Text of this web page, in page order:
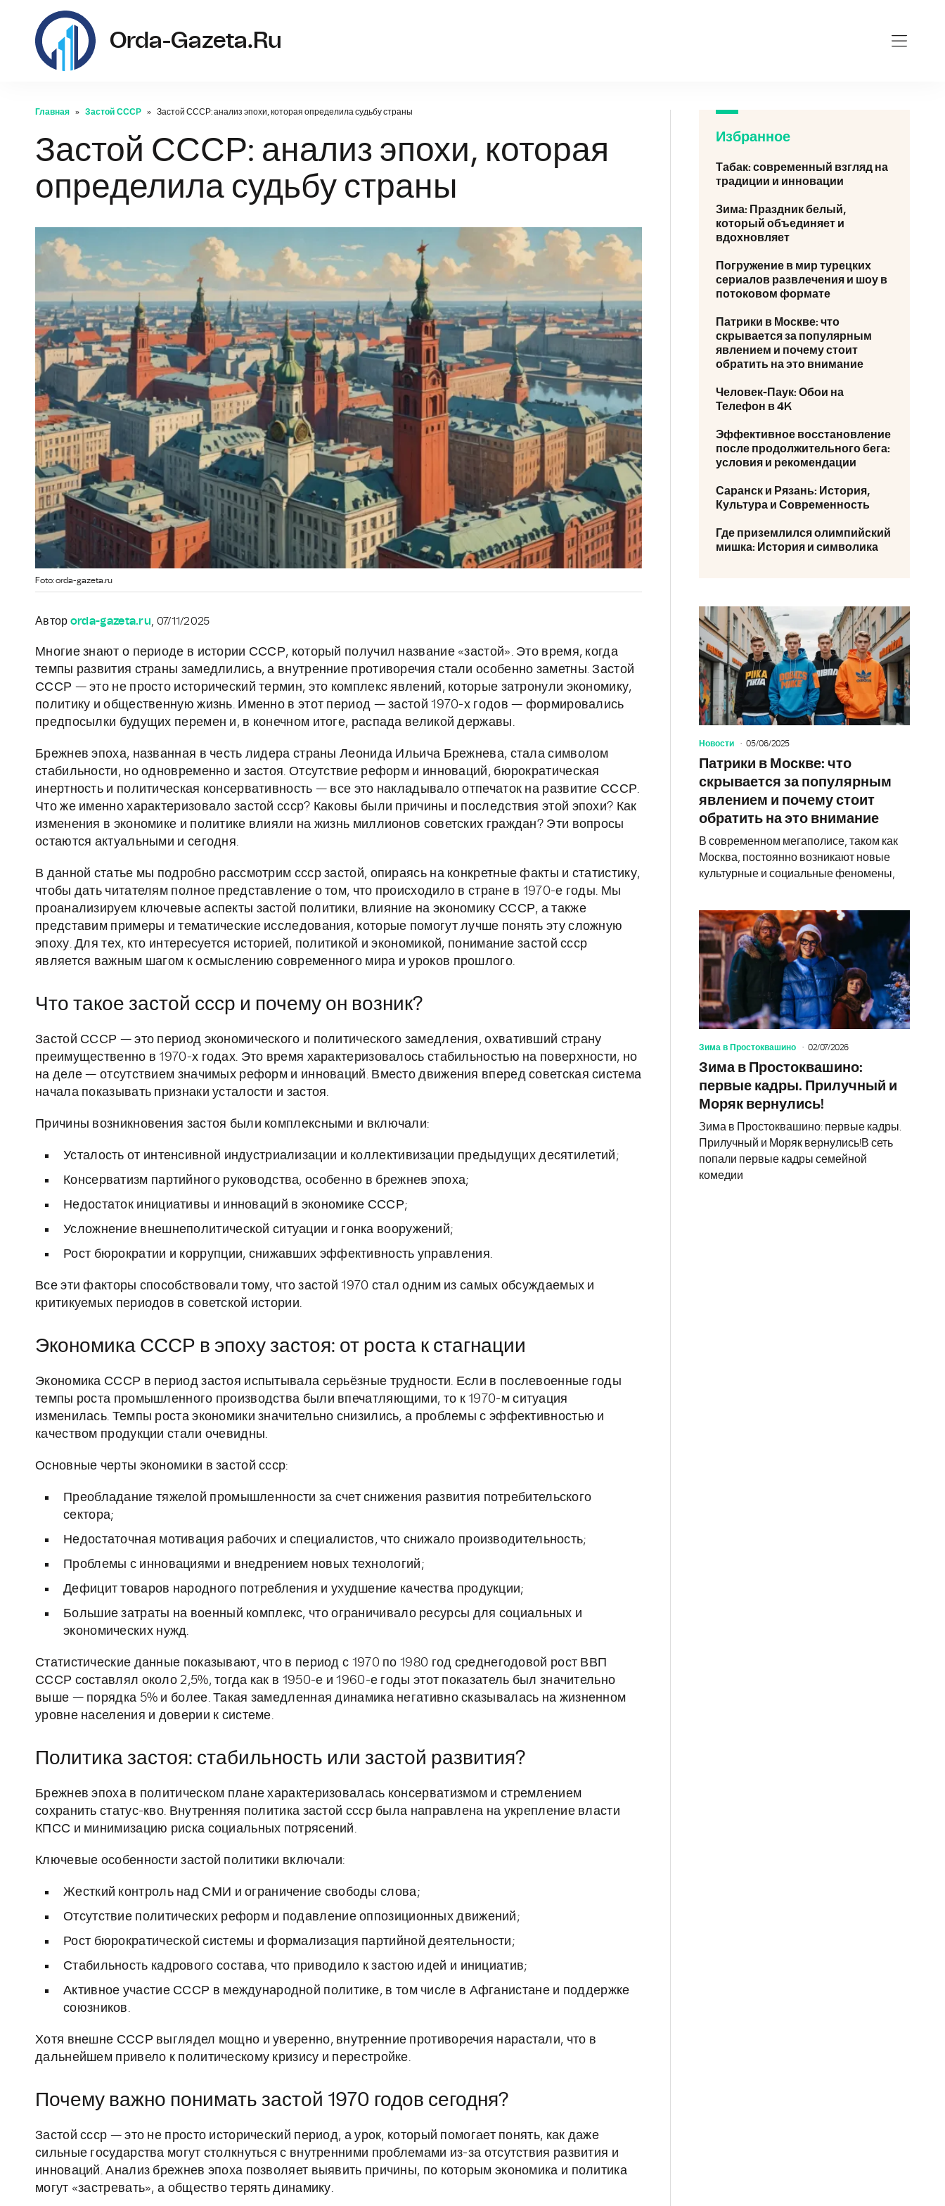
Orda-Gazeta.ru
Главная Застой СССР Застой СССР: анализ эпохи, которая определила судьбу страны
Застой СССР: анализ эпохи, которая
определила судьбу страны
Foto: orda-gazeta.ru
Автор orda-gazeta.ru, 07/11/2025
Многие знают о периоде в истории СССР, который получил название «застой». Это время, когда
темпы развития страны замедлились, а внутренние противоречия стали особенно заметны. Застой
СССР — это не просто исторический термин, это комплекс явлений, которые затронули экономику,
политику и общественную жизнь. Именно в этот период — застой 1970-х годов — формировались
предпосылки будущих перемен и, в конечном итоге, распада великой державы.
Брежнев эпоха, названная в честь лидера страны Леонида Ильича Брежнева, стала символом
стабильности, но одновременно и застоя. Отсутствие реформ и инноваций, бюрократическая
инертность и политическая консервативность — все это накладывало отпечаток на развитие СССР.
Что же именно характеризовало застой ссср? Каковы были причины и последствия этой эпохи? Как
изменения в экономике и политике влияли на жизнь миллионов советских граждан? Эти вопросы
остаются актуальными и сегодня.
В данной статье мы подробно рассмотрим ссср застой, опираясь на конкретные факты и статистику,
чтобы дать читателям полное представление о том, что происходило в стране в 1970-е годы. Мы
проанализируем ключевые аспекты застой политики, влияние на экономику СССР, а также
представим примеры и тематические исследования, которые помогут лучше понять эту сложную
эпоху. Для тех, кто интересуется историей, политикой и экономикой, понимание застой ссср
является важным шагом к осмыслению современного мира и уроков прошлого.
Что такое застой ссср и почему он возник?
Застой СССР — это период экономического и политического замедления, охвативший страну
преимущественно в 1970-х годах. Это время характеризовалось стабильностью на поверхности, но
на деле — отсутствием значимых реформ и инноваций. Вместо движения вперед советская система
начала показывать признаки усталости и застоя.
Причины возникновения застоя были комплексными и включали:
Усталость от интенсивной индустриализации и коллективизации предыдущих десятилетий;
Консерватизм партийного руководства, особенно в брежнев эпоха;
Недостаток инициативы и инноваций в экономике СССР;
Усложнение внешнеполитической ситуации и гонка вооружений;
Рост бюрократии и коррупции, снижавших эффективность управления.
Все эти факторы способствовали тому, что застой 1970 стал одним из самых обсуждаемых и
критикуемых периодов в советской истории.
Экономика СССР в эпоху застоя: от роста к стагнации
Экономика СССР в период застоя испытывала серьёзные трудности. Если в послевоенные годы
темпы роста промышленного производства были впечатляющими, то к 1970-м ситуация
изменилась. Темпы роста экономики значительно снизились, а проблемы с эффективностью и
качеством продукции стали очевидны.
Основные черты экономики в застой ссср:
Преобладание тяжелой промышленности за счет снижения развития потребительского
сектора;
Недостаточная мотивация рабочих и специалистов, что снижало производительность;
Проблемы с инновациями и внедрением новых технологий;
Дефицит товаров народного потребления и ухудшение качества продукции;
Большие затраты на военный комплекс, что ограничивало ресурсы для социальных и
экономических нужд.
Статистические данные показывают, что в период с 1970 по 1980 год среднегодовой рост ВВП
СССР составлял около 2,5%, тогда как в 1950-е и 1960-е годы этот показатель был значительно
выше — порядка 5% и более. Такая замедленная динамика негативно сказывалась на жизненном
уровне населения и доверии к системе.
Политика застоя: стабильность или застой развития?
Брежнев эпоха в политическом плане характеризовалась консерватизмом и стремлением
сохранить статус-кво. Внутренняя политика застой ссср была направлена на укрепление власти
КПСС и минимизацию риска социальных потрясений.
Ключевые особенности застой политики включали:
Жесткий контроль над СМИ и ограничение свободы слова;
Отсутствие политических реформ и подавление оппозиционных движений;
Рост бюрократической системы и формализация партийной деятельности;
Стабильность кадрового состава, что приводило к застою идей и инициатив;
Активное участие СССР в международной политике, в том числе в Афганистане и поддержке
союзников.
Хотя внешне СССР выглядел мощно и уверенно, внутренние противоречия нарастали, что в
дальнейшем привело к политическому кризису и перестройке.
Почему важно понимать застой 1970 годов сегодня?
Застой ссср — это не просто исторический период, а урок, который помогает понять, как даже
сильные государства могут столкнуться с внутренними проблемами из-за отсутствия развития и
инноваций. Анализ брежнев эпоха позволяет выявить причины, по которым экономика и политика
могут «застревать», а общество терять динамику.
Избранное
Табак: современный взгляд на
традиции и инновации
Зима: Праздник белый,
который объединяет и
вдохновляет
Погружение в мир турецких
сериалов развлечения и шоу в
потоковом формате
Патрики в Москве: что
скрывается за популярным
явлением и почему стоит
обратить на это внимание
Человек-Паук: Обои на
Телефон в 4K
Эффективное восстановление
после продолжительного бега:
условия и рекомендации
Саранск и Рязань: История,
Культура и Современность
Где приземлился олимпийский
мишка: История и символика
Новости 05/06/2025
Патрики в Москве: что
скрывается за популярным
явлением и почему стоит
обратить на это внимание
В современном мегаполисе, таком как
Москва, постоянно возникают новые
культурные и социальные феномены,
Зима в Простоквашино 02/07/2026
Зима в Простоквашино:
первые кадры. Прилучный и
Моряк вернулись!
Зима в Простоквашино: первые кадры.
Прилучный и Моряк вернулись!В сеть
попали первые кадры семейной
комедии